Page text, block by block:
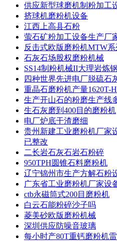
供应新型球磨机制粉加工
挤球机磨粉机设备
江西上高县石粉
萤石矿粉加工设备生产厂
反击式欧版磨粉机MTW系
石灰石场股权磨粉机械
SS14制粉机械II大理岩炼
四种世界先进电厂脱硫石
重晶石磨粉机产量1620T-H
生产开山石的粉磨生产线
生石灰磨到400目的磨粉机
电厂炉底干渣磨细
贵州新建工业磨粉机厂家
已整改
二长岩石灰石岩石粉碎
950TPH圆锥石料磨粉机
辽宁锦州市生产方解石粉
广东省工业磨粉机厂家设
ctb永磁筒式200目磨粉机
白云石能粉碎沙子吗
菱美砂欧版磨粉机械
深圳供应防噪音玻璃
每小时产80T重钙磨粉机